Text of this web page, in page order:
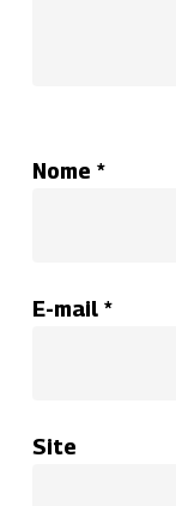
Nome *
E-mail *
Site